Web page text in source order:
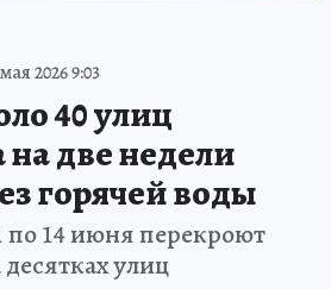
2026 9:03
40 улиц
две недели
горячей воды
по 14 июня перекроют
улиц